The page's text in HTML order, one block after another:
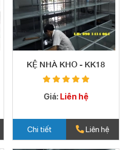
KỆ NHÀ KHO - KK18
Giá: Liên hệ
Chi tiết Liên hệ